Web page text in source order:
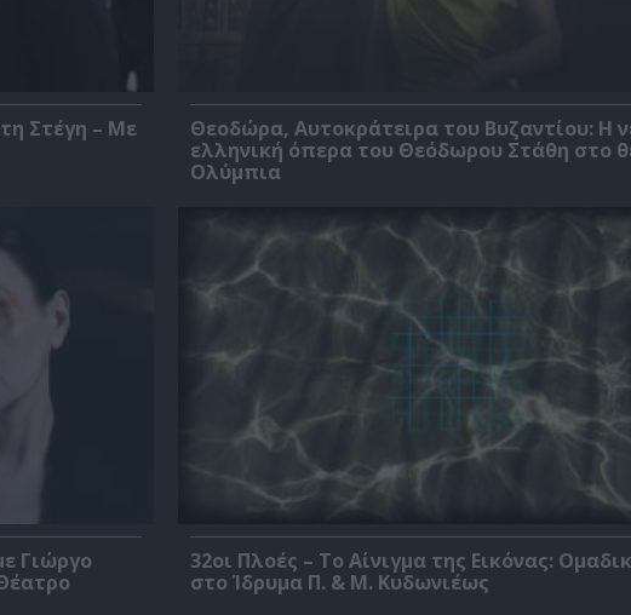
Στέγη – Με
Θεοδώρα, Αυτοκράτειρα του Βυζαντίου: Η
ελληνική όπερα του Θεόδωρου Στάθη στο
Ολύμπια
Γιώργο
32οι Πλοές – Το Αίνιγμα της Εικόνας:
στο Ίδρυμα Π. & Μ. Κυδωνιέως